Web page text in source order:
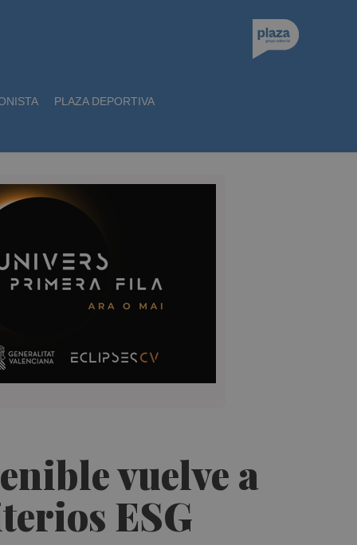
PLAZA DEPORTIVA
vuelve a
ESG